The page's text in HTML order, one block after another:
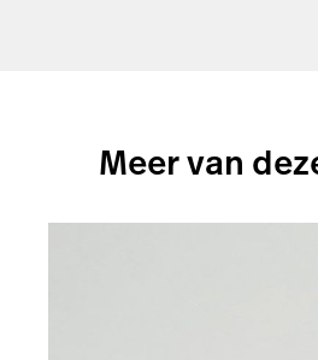
Meer van